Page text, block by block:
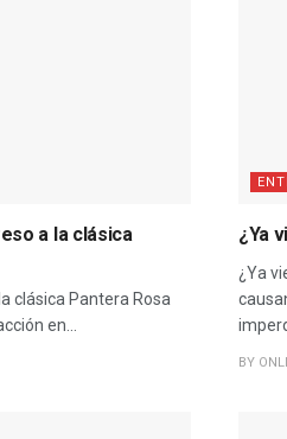
a la clásica
clásica Pantera Rosa
en...
¿Ya
¿Ya
BY